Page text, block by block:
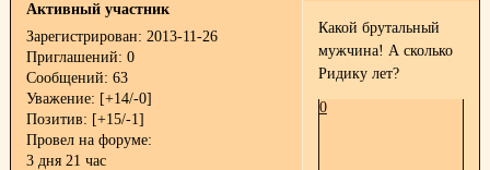
Активный участник
Зарегистрирован: 2013-11-26
Приглашений: 0
Сообщений: 63
Уважение: [+14/-0]
Позитив: [+15/-1]
Провел на форуме:
3 дня 21 час
Какой брутальный
мужчина! А сколько
Ридику лет?
0